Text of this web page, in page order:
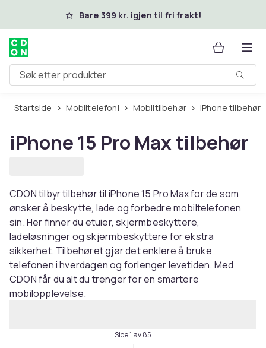
Hopp til hovedinnholdBare 399 kr. igjen til fri frakt!
Søk etter produkter
Startside Mobiltelefoni Mobiltilbehør iPhone tilbehør
iPhone 15 Pro Max tilbehør
CDON tilbyr tilbehør til iPhone 15 Pro Max for de som
ønsker å beskytte, lade og forbedre mobiltelefonen
sin. Her finner du etuier, skjermbeskyttere,
ladeløsninger og skjermbeskyttere for ekstra
sikkerhet. Tilbehøret gjør det enklere å bruke
telefonen i hverdagen og forlenger levetiden. Med
CDON får du alt du trenger for en smartere
mobilopplevelse.
Side 1 av 85